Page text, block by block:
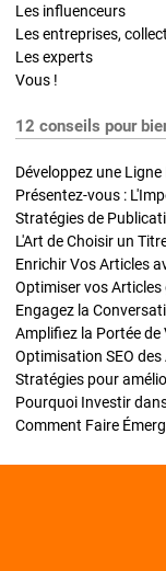
Les influenceurs
Les entreprises,
Les experts
Vous !
12 conseils pour
Développez une
Présentez-vous :
L'Art de Choisir un
Optimiser vos Articles
Engagez la
Amplifiez la Portée de